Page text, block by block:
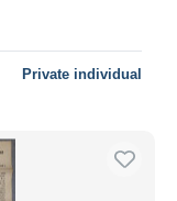
Private individual